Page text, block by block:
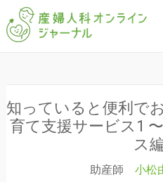
安や
事
知っていると便利で
育て支援サービス1
ス
助産師 小松